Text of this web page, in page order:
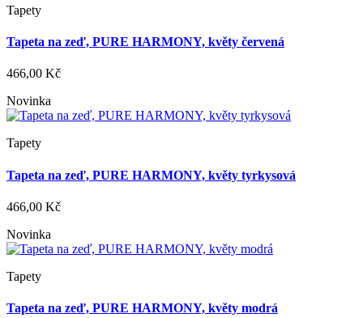
Tapety
Tapeta na zeď, PURE HARMONY, květy červená
466,00 Kč
Novinka
Tapety
Tapeta na zeď, PURE HARMONY, květy tyrkysová
466,00 Kč
Novinka
Tapety
Tapeta na zeď, PURE HARMONY, květy modrá